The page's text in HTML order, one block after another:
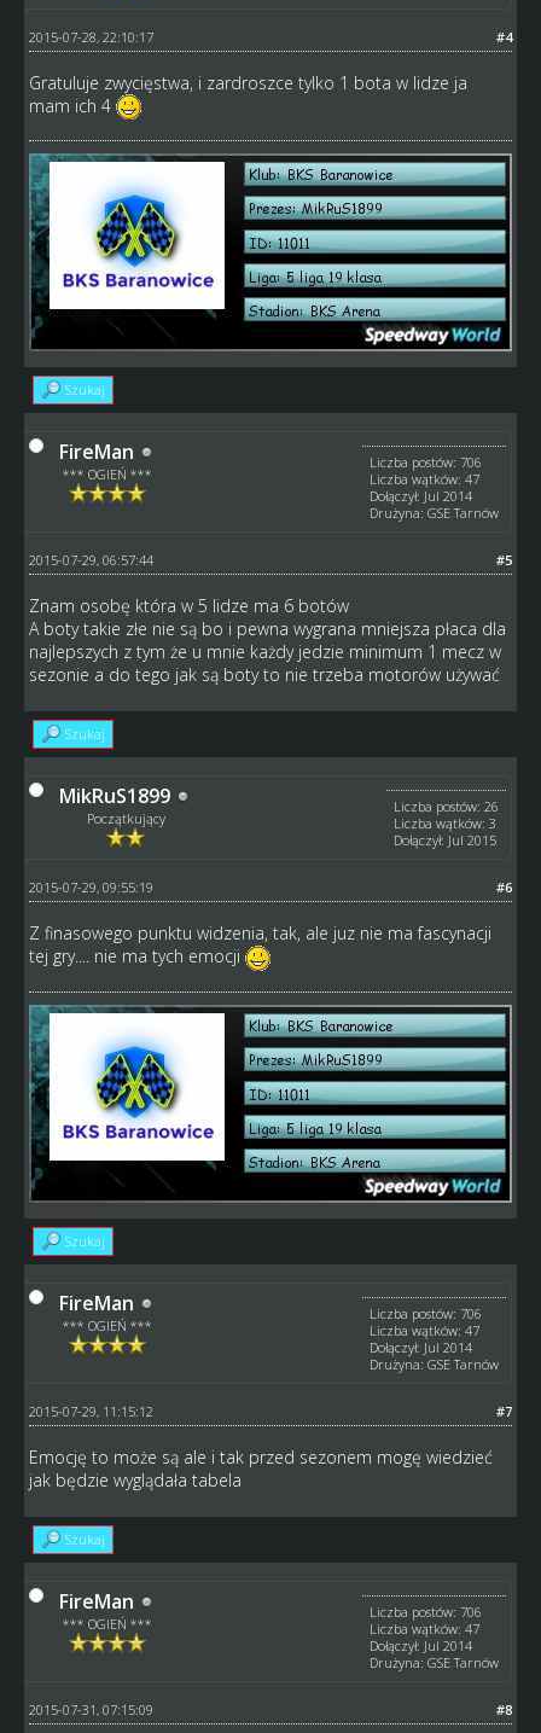
#4
2015-07-28, 22:10:17
Gratuluje zwycięstwa, i zardroszce tylko 1 bota w lidze ja
mam ich 4
Szukaj
FireMan
*** OGIEŃ ***
Liczba postów: 706
Liczba wątków: 47
Dołączył: Jul 2014
Drużyna: GSE Tarnów
#5
2015-07-29, 06:57:44
Znam osobę która w 5 lidze ma 6 botów
A boty takie złe nie są bo i pewna wygrana mniejsza płaca dla
najlepszych z tym że u mnie każdy jedzie minimum 1 mecz w
sezonie a do tego jak są boty to nie trzeba motorów używać
Szukaj
MikRuS1899
Początkujący
Liczba postów: 26
Liczba wątków: 3
Dołączył: Jul 2015
#6
2015-07-29, 09:55:19
Z finasowego punktu widzenia, tak, ale juz nie ma fascynacji
tej gry.... nie ma tych emocji
Szukaj
FireMan
*** OGIEŃ ***
Liczba postów: 706
Liczba wątków: 47
Dołączył: Jul 2014
Drużyna: GSE Tarnów
#7
2015-07-29, 11:15:12
Emocję to może są ale i tak przed sezonem mogę wiedzieć
jak będzie wyglądała tabela
Szukaj
FireMan
*** OGIEŃ ***
Liczba postów: 706
Liczba wątków: 47
Dołączył: Jul 2014
Drużyna: GSE Tarnów
#8
2015-07-31, 07:15:09